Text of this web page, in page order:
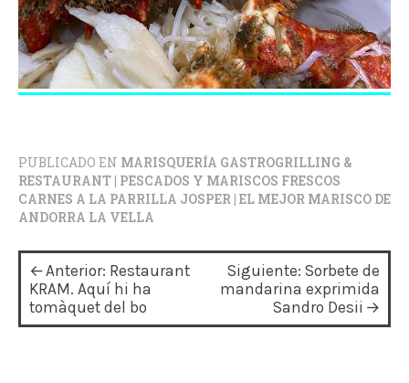
PUBLICADO EN MARISQUERÍA GASTROGRILLING &
RESTAURANT | PESCADOS Y MARISCOS FRESCOS
CARNES A LA PARRILLA JOSPER | EL MEJOR MARISCO DE
ANDORRA LA VELLA
N
a
v
Anterior: Restaurant
KRAM. Aquí hi ha
tomàquet del bo
Siguiente: Sorbete de
mandarina exprimida
Sandro Desii